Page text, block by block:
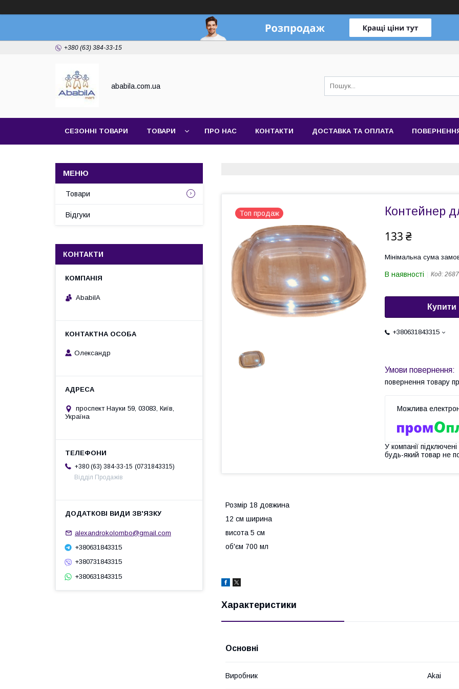
+380 (63) 384-33-15
ababila.com.ua
СЕЗОННІ ТОВАРИ ТОВАРИ ПРО НАС КОНТАКТИ ДОСТАВКА ТА ОПЛАТА
Топ продаж Контейнер
133 ₴
Мінімальна сума
В наявності Код:
Купити
+380631843315
повернення товару
У компанії
будь-який товар не
Розмір 18 довжина
12 см ширина
висота 5 см
об'єм 700 мл
Характеристики
Основні
Виробник Akai
Товари
Відгуки
КОНТАКТИ
AbabilA
Олександр
проспект Науки 59, 03083, Київ,
Україна
+380 (63) 384-33-15
0731843315
Відділ Продажів
alexandrokolombo@gmail.com
+380631843315
+380731843315
+380631843315